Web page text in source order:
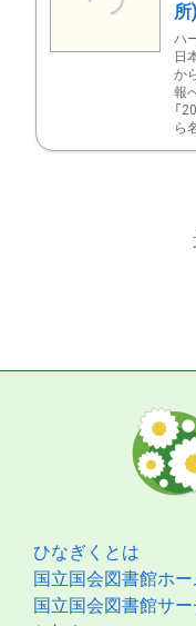
所)
ハ
日
か
報
「
ら
ひなぎくとは
国立国会図書館ホ
国立国会図書館サー